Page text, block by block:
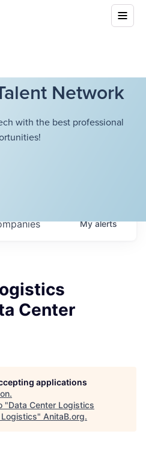
Network
with the best professional
Myalerts
Center
applications
.
"Data Center Logistics
" AnitaB.org.